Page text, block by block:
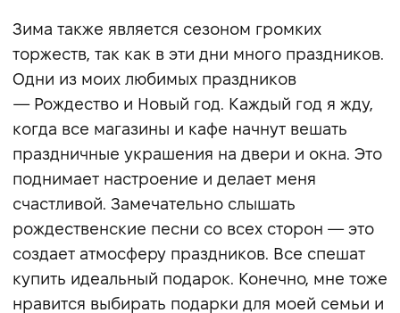
Зима также является сезоном громких
торжеств, так как в эти дни много праздников.
Одни из моих любимых праздников
— Рождество и Новый год. Каждый год я жду,
когда все магазины и кафе начнут вешать
праздничные украшения на двери и окна. Это
поднимает настроение и делает меня
счастливой. Замечательно слышать
рождественские песни со всех сторон — это
создает атмосферу праздников. Все спешат
купить идеальный подарок. Конечно, мне тоже
нравится выбирать подарки для моей семьи и